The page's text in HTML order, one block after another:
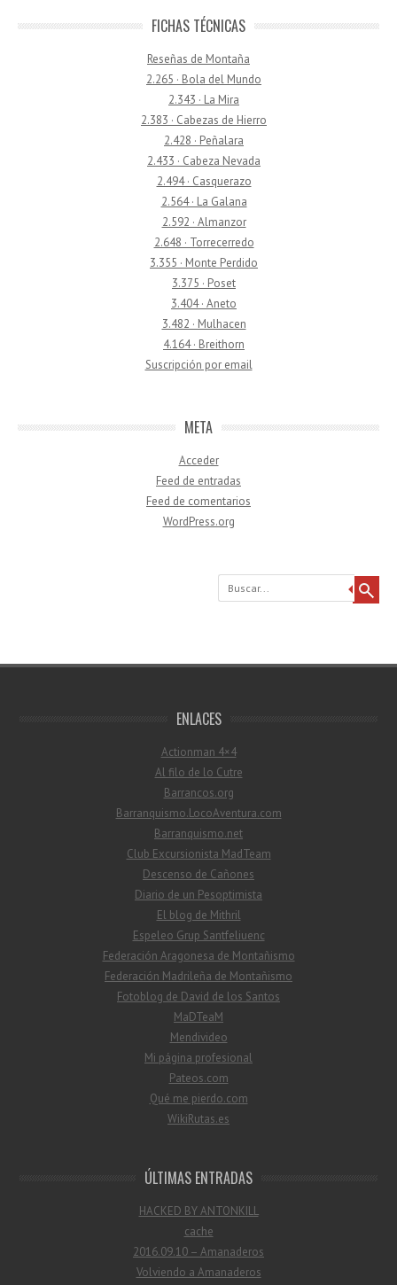
FICHAS TÉCNICAS
Reseñas de Montaña
2.265 · Bola del Mundo
2.343 · La Mira
2.383 · Cabezas de Hierro
2.428 · Peñalara
2.433 · Cabeza Nevada
2.494 · Casquerazo
2.564 · La Galana
2.592 · Almanzor
2.648 · Torrecerredo
3.355 · Monte Perdido
3.375 · Poset
3.404 · Aneto
3.482 · Mulhacen
4.164 · Breithorn
Suscripción por email
META
Acceder
Feed de entradas
Feed de comentarios
WordPress.org
Buscar
ENLACES
Actionman 4×4
Al filo de lo Cutre
Barrancos.org
Barranquismo.LocoAventura.com
Barranquismo.net
Club Excursionista MadTeam
Descenso de Cañones
Diario de un Pesoptimista
El blog de Mithril
Espeleo Grup Santfeliuenc
Federación Aragonesa de Montañismo
Federación Madrileña de Montañismo
Fotoblog de David de los Santos
MaDTeaM
Mendivideo
Mi página profesional
Pateos.com
Qué me pierdo.com
WikiRutas.es
ÚLTIMAS ENTRADAS
HACKED BY ANTONKILL
cache
2016.09.10 – Amanaderos
Volviendo a Amanaderos